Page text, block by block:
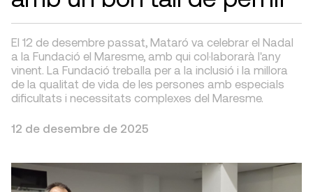
El 12 de desembre passat, Mataró va celebrar el Nadal
a la Fundació el Maresme, amb qui col·laborarà l'any
vinent. La Fundació treballa per a la inclusió i la millora
de la qualitat de vida de les persones amb especials
dificultats i necessitats complexes del Maresme.
12 de desembre de 2025